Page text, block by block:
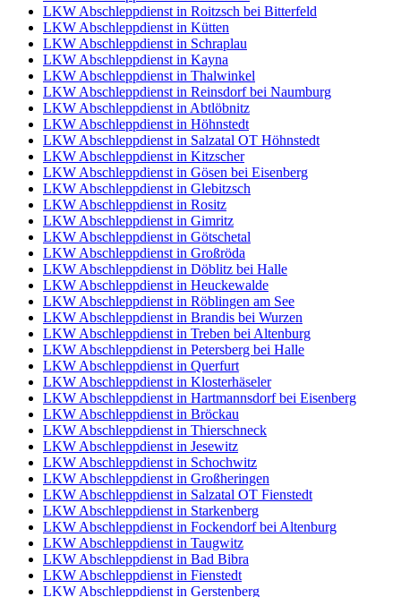
LKW Abschleppdienst in Roitzsch bei Bitterfeld
LKW Abschleppdienst in Kütten
LKW Abschleppdienst in Schraplau
LKW Abschleppdienst in Kayna
LKW Abschleppdienst in Thalwinkel
LKW Abschleppdienst in Reinsdorf bei Naumburg
LKW Abschleppdienst in Abtlöbnitz
LKW Abschleppdienst in Höhnstedt
LKW Abschleppdienst in Salzatal OT Höhnstedt
LKW Abschleppdienst in Kitzscher
LKW Abschleppdienst in Gösen bei Eisenberg
LKW Abschleppdienst in Glebitzsch
LKW Abschleppdienst in Rositz
LKW Abschleppdienst in Gimritz
LKW Abschleppdienst in Götschetal
LKW Abschleppdienst in Großröda
LKW Abschleppdienst in Döblitz bei Halle
LKW Abschleppdienst in Heuckewalde
LKW Abschleppdienst in Röblingen am See
LKW Abschleppdienst in Brandis bei Wurzen
LKW Abschleppdienst in Treben bei Altenburg
LKW Abschleppdienst in Petersberg bei Halle
LKW Abschleppdienst in Querfurt
LKW Abschleppdienst in Klosterhäseler
LKW Abschleppdienst in Hartmannsdorf bei Eisenberg
LKW Abschleppdienst in Bröckau
LKW Abschleppdienst in Thierschneck
LKW Abschleppdienst in Jesewitz
LKW Abschleppdienst in Schochwitz
LKW Abschleppdienst in Großheringen
LKW Abschleppdienst in Salzatal OT Fienstedt
LKW Abschleppdienst in Starkenberg
LKW Abschleppdienst in Fockendorf bei Altenburg
LKW Abschleppdienst in Taugwitz
LKW Abschleppdienst in Bad Bibra
LKW Abschleppdienst in Fienstedt
LKW Abschleppdienst in Gerstenberg